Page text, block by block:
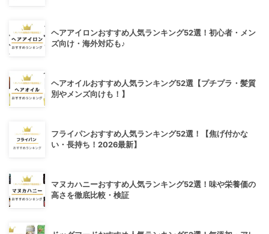
ヘアアイロンおすすめ人気ランキング52選！初心者・メン
ズ向け・海外対応も♪
ヘアオイルおすすめ人気ランキング52選【プチプラ・髪質
別やメンズ向けも！】
フライパンおすすめ人気ランキング52選！【焦げ付かな
い・長持ち！2026最新】
マヌカハニーおすすめ人気ランキング52選！味や栄養価の
高さを徹底比較・検証